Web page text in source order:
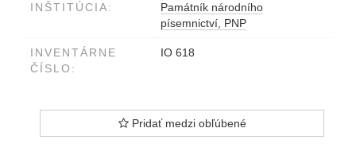
INŠTITÚCIA:
Památník národního
písemnictví, PNP
INVENTÁRNE
ČÍSLO:
IO 618
Pridať medzi obľúbené